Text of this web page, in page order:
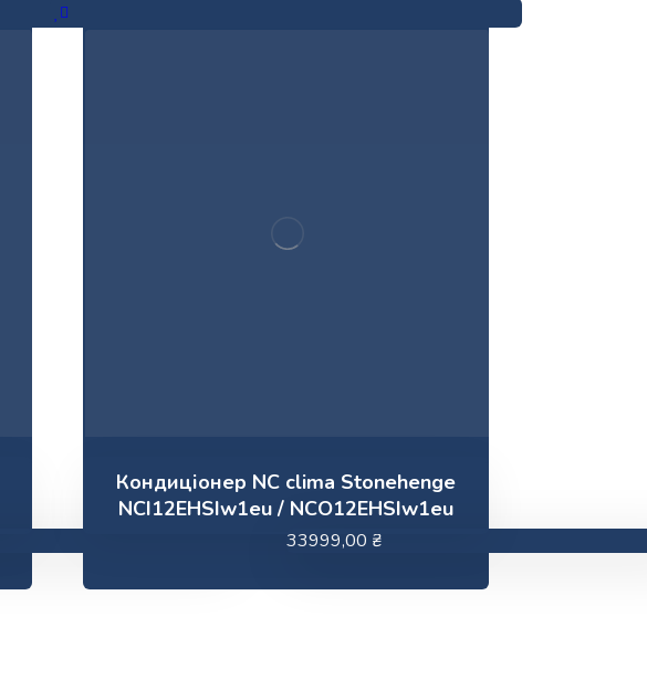
Кондиціонер NC clima Stonehenge
NCI12EHSIw1eu / NCO12EHSIw1eu
33999,00 ₴